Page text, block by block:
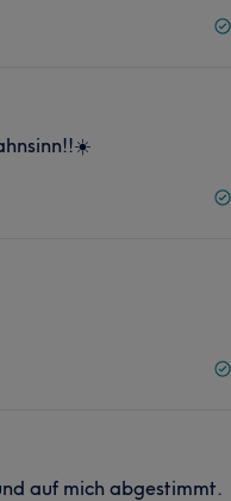
auf mich abgestimmt.